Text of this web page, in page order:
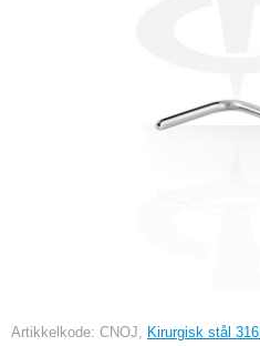
Artikkelkode: CNOJ, Kirurgisk stål 316L